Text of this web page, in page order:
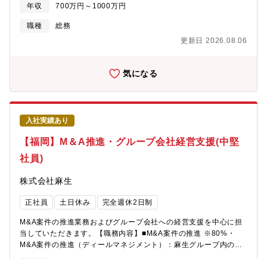
す。■主な業務・年次／月次予算の策定、予実分析の実施及び予算
の達成に向けた収益・コストの全体管理・月次・年次決算を含む
財務経理実務全般、および承認・管理業務・資金調達・採用、人
事労務、人事評価制度運用、業務フロー再構築・取締役会、株主
作成、株主対応・メンバーの教育、育成、マネジメント（直属の
認・購買管理、AMED資金管理・提出書類業務関連、その他管理
遣）が1名おります。所属は管理部ですが、業務の指示命令者は研
休み付与（7月~９月に消化）※初年度は入社月に応じて傾斜あ
り。（全日数付与は対象外）■繁忙期：1月～3月頃 ※12月決算の
魅力】■人を支えること、幅広い業務を通じて会社全体に貢献でき
発な企業。■日本触媒の子会社として健保組合に加入しているため
会社の魅力】■レナセラピューティクスは、東京医科歯科大学（現
東京科学大学）教授であった横田隆徳氏らが発明したヘテロ核酸
をコア技術として、核酸医薬品開発における基盤技術を提供する
年収 700万円～1000万円
職種
総務
更新日 2026.08.06
気になる
入社実績あり
【福岡】M＆A推進・グループ会社経営支援(中堅
社員)
株式会社麻生
正社員 土日休み 完全週休2日制
M&A案件の推進業務およびグループ会社への経営支援を中心に担
当していただきます。【職務内容】■M&A案件の推進 ※80%・
M&A案件の推進（ディールマネジメント）：麻生グループ内の関